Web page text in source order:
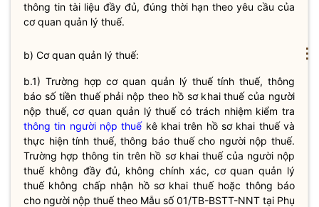
thông tin tài liệu đầy đủ, đúng thời hạn theo yêu cầu của
cơ quan quản lý thuế.
b) Cơ quan quản lý thuế:
b.1) Trường hợp cơ quan quản lý thuế tính thuế, thông
báo số tiền thuế phải nộp theo hồ sơ khai thuế của người
nộp thuế, cơ quan quản lý thuế có trách nhiệm kiểm tra
thông tin người nộp thuếkê khai trên hồ sơ khai thuế và
thực hiện tính thuế, thông báo thuế cho người nộp thuế.
Trường hợp thông tin trên hồ sơ khai thuế của người nộp
thuế không đầy đủ, không chính xác, cơ quan quản lý
thuế không chấp nhận hồ sơ khai thuế hoặc thông báo
cho người nộp thuế theo Mẫu số 01/TB-BSTT-NNT tại Phụ
⋮